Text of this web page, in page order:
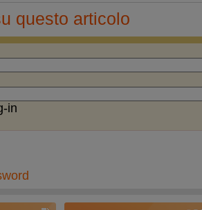
questo articolo
in